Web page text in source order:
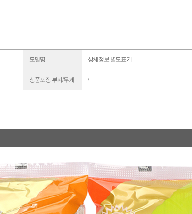
모델명 상세정보 별도표기
상품포장 부피/무게 /